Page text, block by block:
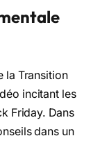
la Transition
incitant les
Friday. Dans
dans un